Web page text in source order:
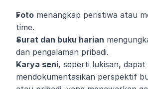
Foto menangkap peristiwa atau
time.
Surat dan buku harian
dan pengalaman pribadi.
Karya seni, seperti lukisan, dapat
mendokumentasikan perspektif